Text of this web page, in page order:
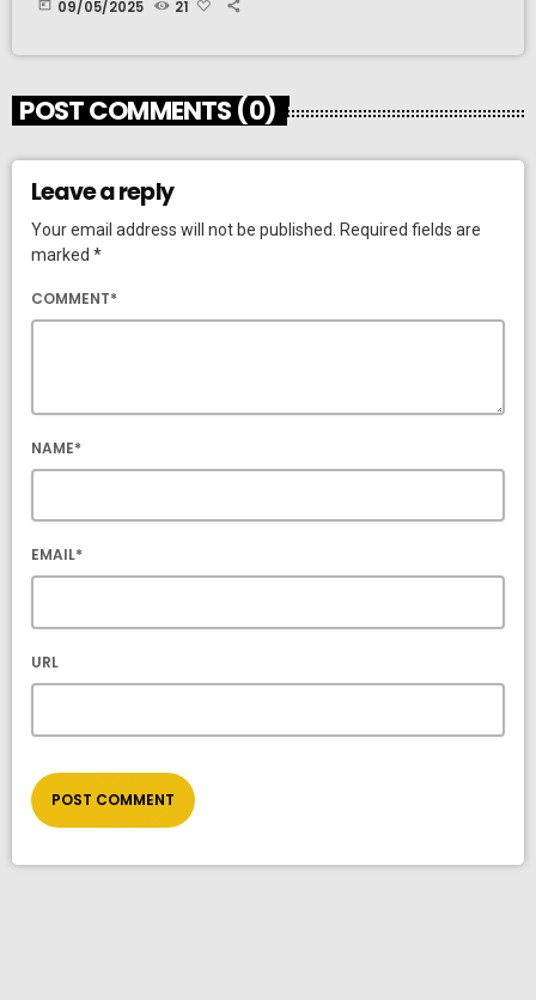
today 09/05/2025 21
POST COMMENTS (0)
Leave a reply
Your email address will not be published. Required fields are
marked *
COMMENT*
NAME*
EMAIL*
URL